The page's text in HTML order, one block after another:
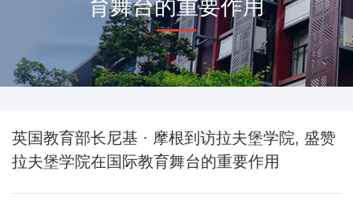
育舞台的重要作用
英国教育部长尼基 · 摩根到访拉夫堡学院, 盛赞
拉夫堡学院在国际教育舞台的重要作用